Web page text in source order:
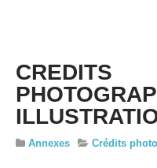
Dynamiques et
Carte interactive des
Ensembles paysagers et
CREDITS
Annexes Crédits